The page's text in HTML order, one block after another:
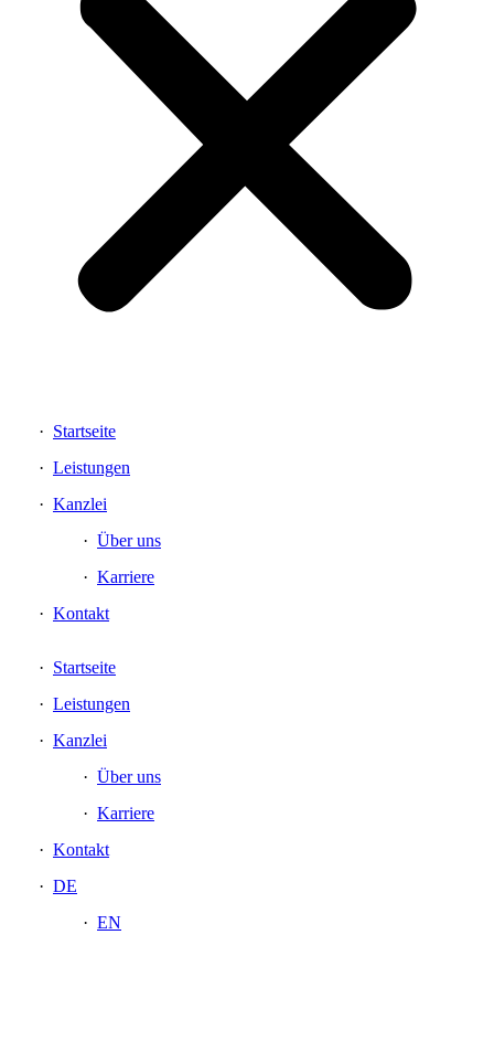
Startseite
Leistungen
Kanzlei
Über uns
Karriere
Kontakt
Startseite
Leistungen
Kanzlei
Über uns
Karriere
Kontakt
DE
EN